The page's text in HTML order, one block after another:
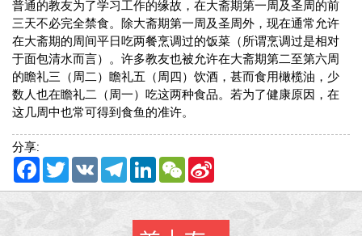
普通的教友为了学习工作的缘故，在大斋期第一周及圣周的前
三天不必完全禁食。除大斋期第一周及圣周外，现在通常允许
在大斋期的周间平日吃两餐烹调过的饭菜（所谓烹调过是相对
于面包清水而言）。许多教友也被允许在大斋期第二至第六周
的瞻礼三（周二）瞻礼五（周四）饮酒，甚而食用橄榄油，少
数人也在瞻礼二（周一）吃这两种食品。若为了健康原因，在
这几周中也常可得到食鱼的准许。
分享:
Facebook
TwitterVK TelegramLinkedInWeChat